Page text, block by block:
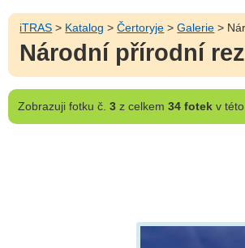
iTRAS > Katalog >Čertoryje >Galerie >
Národní přírodní
Zobrazujifotku č. 3z celkem 34 fotekv této